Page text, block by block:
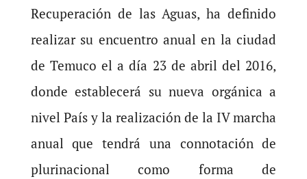
Recuperación de las Aguas, ha definido
realizar su encuentro anual en la ciudad
de Temuco el a día 23 de abril del 2016,
donde establecerá su nueva orgánica a
nivel País y la realización de la IV marcha
anual que tendrá una connotación de
plurinacional como forma de